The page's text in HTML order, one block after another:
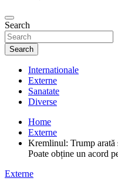
Search
Search
Internationale
Externe
Sanatate
Diverse
Home
Externe
Kremlinul: Trump
Poate obține un acord
Externe